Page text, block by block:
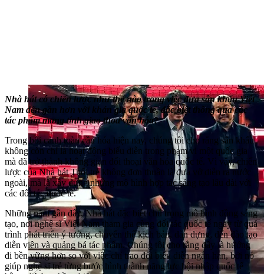
Nhà hát có chiến lược như thế nào trong việc đưa sân khấu Việt
Nam đến gần hơn với khán giả quốc tế, đặc biệt thông qua các
tác phẩm mang tính giao thoa văn hóa?
Trong bối cảnh toàn cầu hóa hiện nay, chúng tôi cho rằng sân khấu
không còn chỉ là hoạt động biểu diễn trong phạm vi một quốc gia
mà đã trở thành không gian đối thoại văn hóa quốc tế. Vì vậy, chiến
lược của Nhà hát Tuổi trẻ không đơn thuần là đưa vở diễn ra nước
ngoài, mà là xây dựng những mô hình hợp tác sáng tạo lâu dài với
các đối tác quốc tế.
Những năm gần đây, Nhà hát đặc biệt chú trọng mô hình đồng sáng
tạo, nơi nghệ sĩ Việt Nam tham gia cùng đối tác quốc tế ngay từ quá
trình phát triển ý tưởng, chuyển thể kịch bản, dàn dựng, đến đào tạo
diễn viên và quảng bá tác phẩm. Chúng tôi cho rằng đây là hướng
đi bền vững hơn so với việc chỉ trao đổi biểu diễn ngắn hạn, bởi nó
giúp nghệ sĩ trẻ từng bước hình thành năng lực hội nhập quốc tế